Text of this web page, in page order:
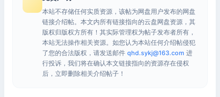
本站不存储任何实质资源，该帖为网盘用户发布的网盘
链接介绍帖。本文内所有链接指向的云盘网盘资源，其
版权归版权方所有！其实际管理权为帖子发布者所有，
本站无法操作相关资源。如您认为本站任何介绍帖侵犯
了您的合法版权，请发送邮件 qhd.sykj@163.com 进
行投诉，我们将在确认本文链接指向的资源存在侵权
后，立即删除相关介绍帖子！